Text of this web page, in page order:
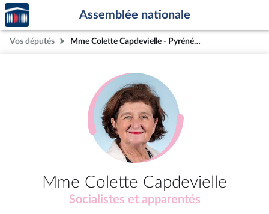
Aller au contenu
Aller en bas de la page
Accèder
à la
page
d'accueil
Assemblée nationale
Vos députés Mme Colette Capdevielle - Pyrénées-Atlantiques (5e circonscription)
Mme Colette Capdevielle
Socialistes et apparentés